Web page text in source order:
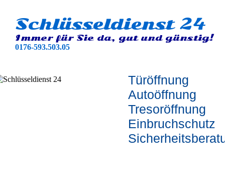
Schlüsseldienst 24
Immer für Sie da, gut und günstig!
0176-593.503.05
Türöffnung
Autoöffnung
Tresoröffnung
Einbruchschutz